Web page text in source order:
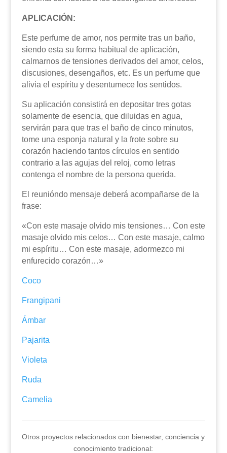
APLICACIÓN:
Este perfume de amor, nos permite tras un baño,
siendo esta su forma habitual de aplicación,
calmarnos de tensiones derivados del amor, celos,
discusiones, desengaños, etc. Es un perfume que
alivia el espíritu y desentumece los sentidos.
Su aplicación consistirá en depositar tres gotas
solamente de esencia, que diluidas en agua,
servirán para que tras el baño de cinco minutos,
tome una esponja natural y la frote sobre su
corazón haciendo tantos círculos en sentido
contrario a las agujas del reloj, como letras
contenga el nombre de la persona querida.
El reunióndo mensaje deberá acompañarse de la
frase:
«Con este masaje olvido mis tensiones… Con este
masaje olvido mis celos… Con este masaje, calmo
mi espíritu… Con este masaje, adormezco mi
enfurecido corazón…»
Coco
Frangipani
Ámbar
Pajarita
Violeta
Ruda
Camelia
Otros proyectos relacionados con bienestar, conciencia y
conocimiento tradicional: